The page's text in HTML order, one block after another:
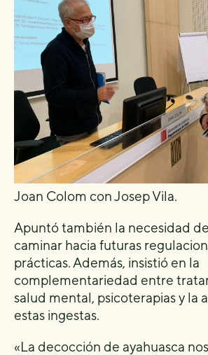
Joan Colom con Josep Vila.
Apuntó también la necesidad
caminar hacia futuras
prácticas. Además, insistió en la
complementariedad entre
salud mental, psicoterapias y la
estas ingestas.
«La decocción de ayahuasca nos